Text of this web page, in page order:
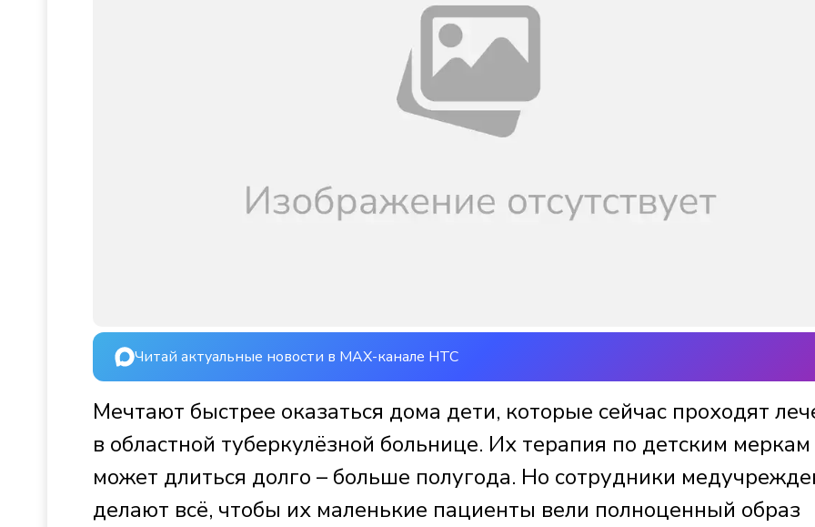
Читай актуальные новости в MAX-канале НТС
Мечтают быстрее оказаться дома дети, которые сейчас проходят
в областной туберкулёзной больнице. Их терапия по детским меркам
может длиться долго – больше полугода. Но сотрудники
делают всё, чтобы их маленькие пациенты вели полноценный образ